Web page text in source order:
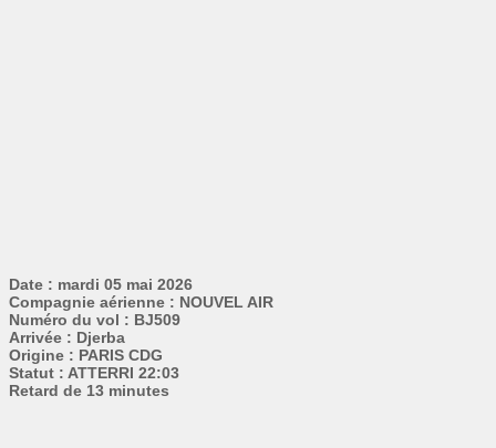
Date : mardi 05 mai 2026
Compagnie aérienne : NOUVEL AIR
Numéro du vol : BJ509
Arrivée : Djerba
Origine : PARIS CDG
Statut : ATTERRI 22:03
Retard de 13 minutes